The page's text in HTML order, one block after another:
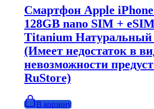
Смартфон Apple
128GB nano SIM +
Titanium Натуральный
(Имеет недостаток в
невозможности
RuStore)
В корзину